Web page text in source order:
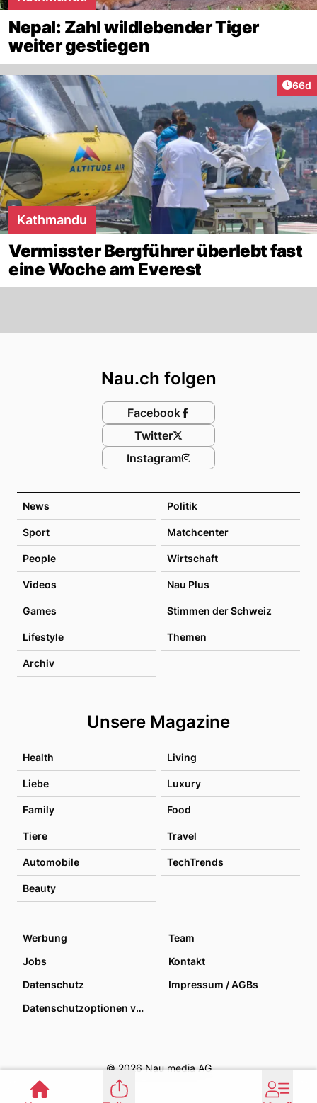
Nepal: Zahl wildlebender Tiger
weiter gestiegen
66d
Kathmandu
Vermisster Bergführer überlebt fast
eine Woche am Everest
News Politik
Sport Matchcenter
People Wirtschaft
Videos Nau Plus
Games Stimmen der Schweiz
Lifestyle Themen
Archiv
Unsere Magazine
Health Living
Liebe Luxury
Family Food
Tiere Travel
Automobile TechTrends
Beauty
Nau.ch folgen
Facebook
Twitter
Instagram
Werbung
Team
Jobs
Kontakt
Datenschutz
Impressum / AGBs
Datenschutzoptionen verwalten
© 2026 Nau media AG